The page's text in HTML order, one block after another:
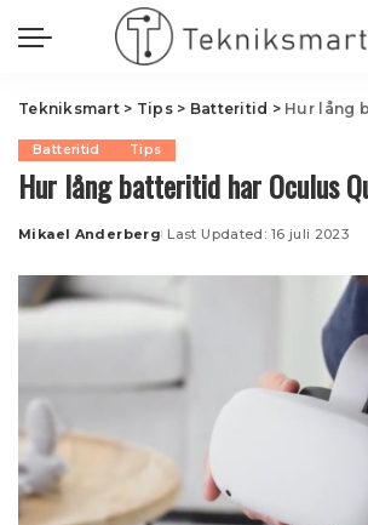
Tekniksmart> Tips> Batteritid > Hur lång
Batteritid Tips
Hur lång batteritid har Oculus
Posted
Mikael Anderberg Last Updated: 16 juli 2023